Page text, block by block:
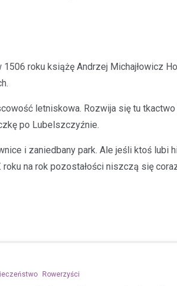
roku książę Andrzej Michajłowicz
letniskowa. Rozwija się tu
po Lubelszczyźnie.
i zaniedbany park. Ale jeśli ktoś
na rok pozostałości niszczą się
Rowerzyści